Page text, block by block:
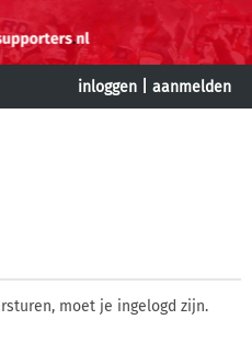
inloggen aanmelden
moet je ingelogd zijn.